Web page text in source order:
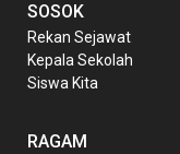
SOSOK
Rekan Sejawat
Kepala Sekolah
Siswa Kita
RAGAM